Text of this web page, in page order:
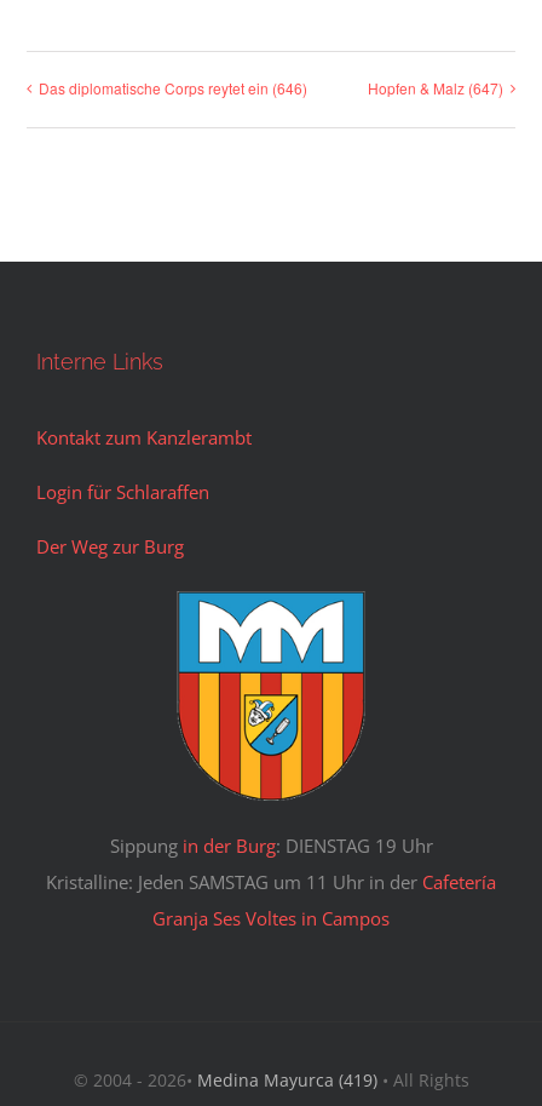
Das diplomatische Corps reytet ein (646) Hopfen & Malz (647)
Interne Links
Kontakt zum Kanzlerambt
Login für Schlaraffen
Der Weg zur Burg
Sippung in der Burg: DIENSTAG 19 Uhr
Kristalline: Jeden SAMSTAG um 11 Uhr in der Cafetería
Granja Ses Voltes in Campos
© 2004 - 2026• Medina Mayurca (419)• All Rights